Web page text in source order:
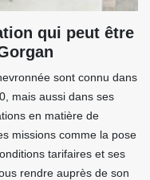
qui peut être
sont connu dans
mais aussi dans ses
en matière de
missions comme la pose
tarifaires et ses
rendre auprès de son